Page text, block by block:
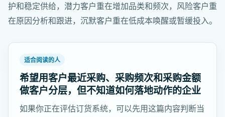
护和稳定供给，潜力客户重在增加品类和频次，风险客户重
在原因分析和跟进，沉默客户重在低成本唤醒或暂缓投入。
适合阅读的人
希望用客户最近采购、采购频次和采购金额
做客户分层，但不知道如何落地动作的企业
如果你正在评估订货系统，可以先用这篇内容判断当